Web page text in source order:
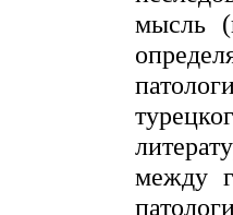
мысль
между